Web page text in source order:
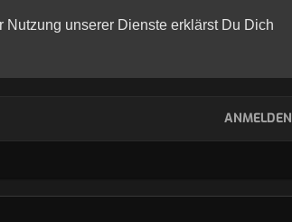
unserer Dienste erklärst Du Dich
ANMELDEN